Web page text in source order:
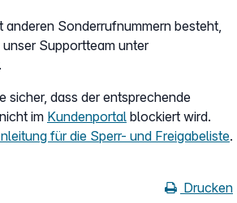
anderen Sonderrufnummern besteht,
Supportteam unter
sicher, dass der entsprechende
im Kundenportal blockiert wird.
für die Sperr- und Freigabeliste.
Drucken